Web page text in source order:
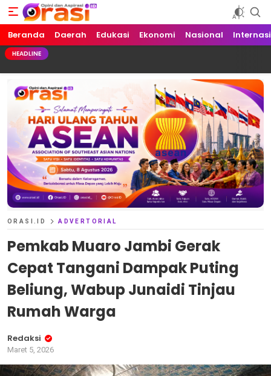
Orasi.ID
Opini dan Aspirasi!
Beranda Daerah Edukasi Ekonomi Nasional
HEADLINE
ORASI.ID ADVERTORIAL
Pemkab Muaro Jambi Gerak
Cepat Tangani Dampak Puting
Beliung, Wabup Junaidi Tinjau
Rumah Warga
Redaksi
Maret 5, 2026